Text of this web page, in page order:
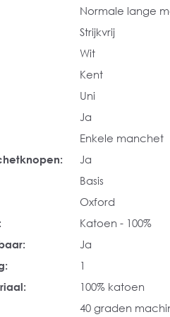
Normale lange
Strijkvrij
Wit
Kent
Uni
Ja
Enkele manchet
Ja
Basis
Oxford
Katoen - 100%
Ja
1
100% katoen
40 graden